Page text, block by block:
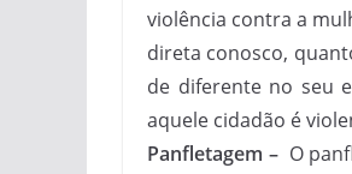
violência contra a
direta conosco,
de diferente no seu
aquele cidadão é
Panfletagem – O